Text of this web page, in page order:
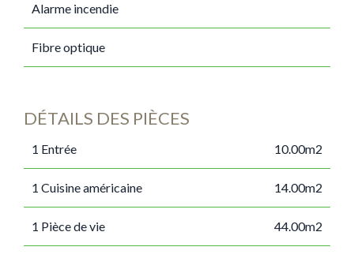
Alarme incendie
Fibre optique
DÉTAILS DES PIÈCES
1 Entrée 10.00m2
1 Cuisine américaine 14.00m2
1 Pièce de vie 44.00m2